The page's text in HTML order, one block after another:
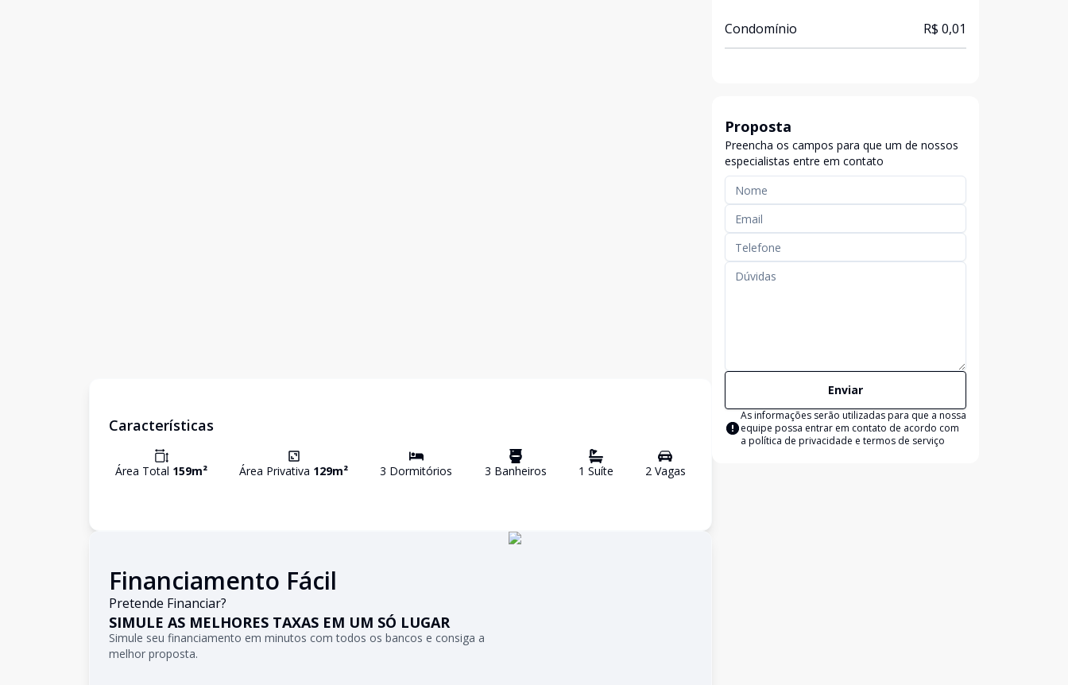
Características
Área Total 159m² Área Privativa 129m² 3 Dormitórios 3 Banheiros 1 Suíte 2Vagas
Financiamento Fácil
Pretende Financiar?
SIMULE AS MELHORES TAXAS EM UM SÓ LUGAR
Simule seu financiamento em minutos com todos os bancos e consiga a
melhor proposta.
Condomínio R$ 0,01
Proposta
Preencha os campos para que um de nossos
especialistas entre em contato
Enviar
As informações serão utilizadas para que a nossa
equipe possa entrar em contato de acordo com
a política de privacidade e termos de serviço